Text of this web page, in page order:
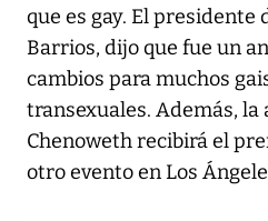
que es gay. El presidente
Barrios, dijo que fue un
cambios para muchos
transexuales. Además,
Chenoweth recibirá el
otro evento en Los